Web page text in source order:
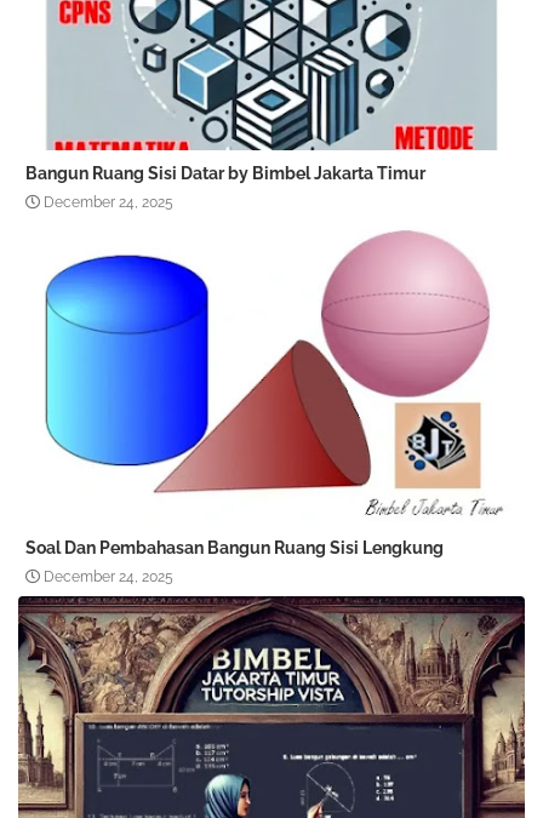
Bangun Ruang Sisi Datar by Bimbel Jakarta Timur
December 24, 2025
Soal Dan Pembahasan Bangun Ruang Sisi Lengkung
December 24, 2025